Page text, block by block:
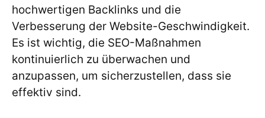
hochwertigen Backlinks und die
Verbesserung der Website-Geschwindigkeit.
Es ist wichtig, die SEO-Maßnahmen
kontinuierlich zu überwachen und
anzupassen, um sicherzustellen, dass sie
effektiv sind.